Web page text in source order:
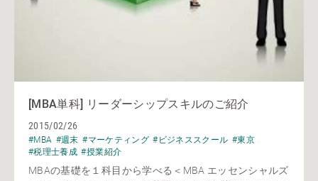
[MBA単科] リーダーシップスキルのご紹介
2015/02/26
#MBA #週末 #マーケティング #ビジネススクール #東京
#税理士養成 #授業紹介
MBAの基礎を１科目から学べる＜MBA エッセンシャルズ